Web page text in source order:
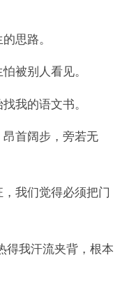
思路。
被别人看见。
我的语文书。
首阔步，旁若无
我们觉得必须把门
得我汗流夹背，根本